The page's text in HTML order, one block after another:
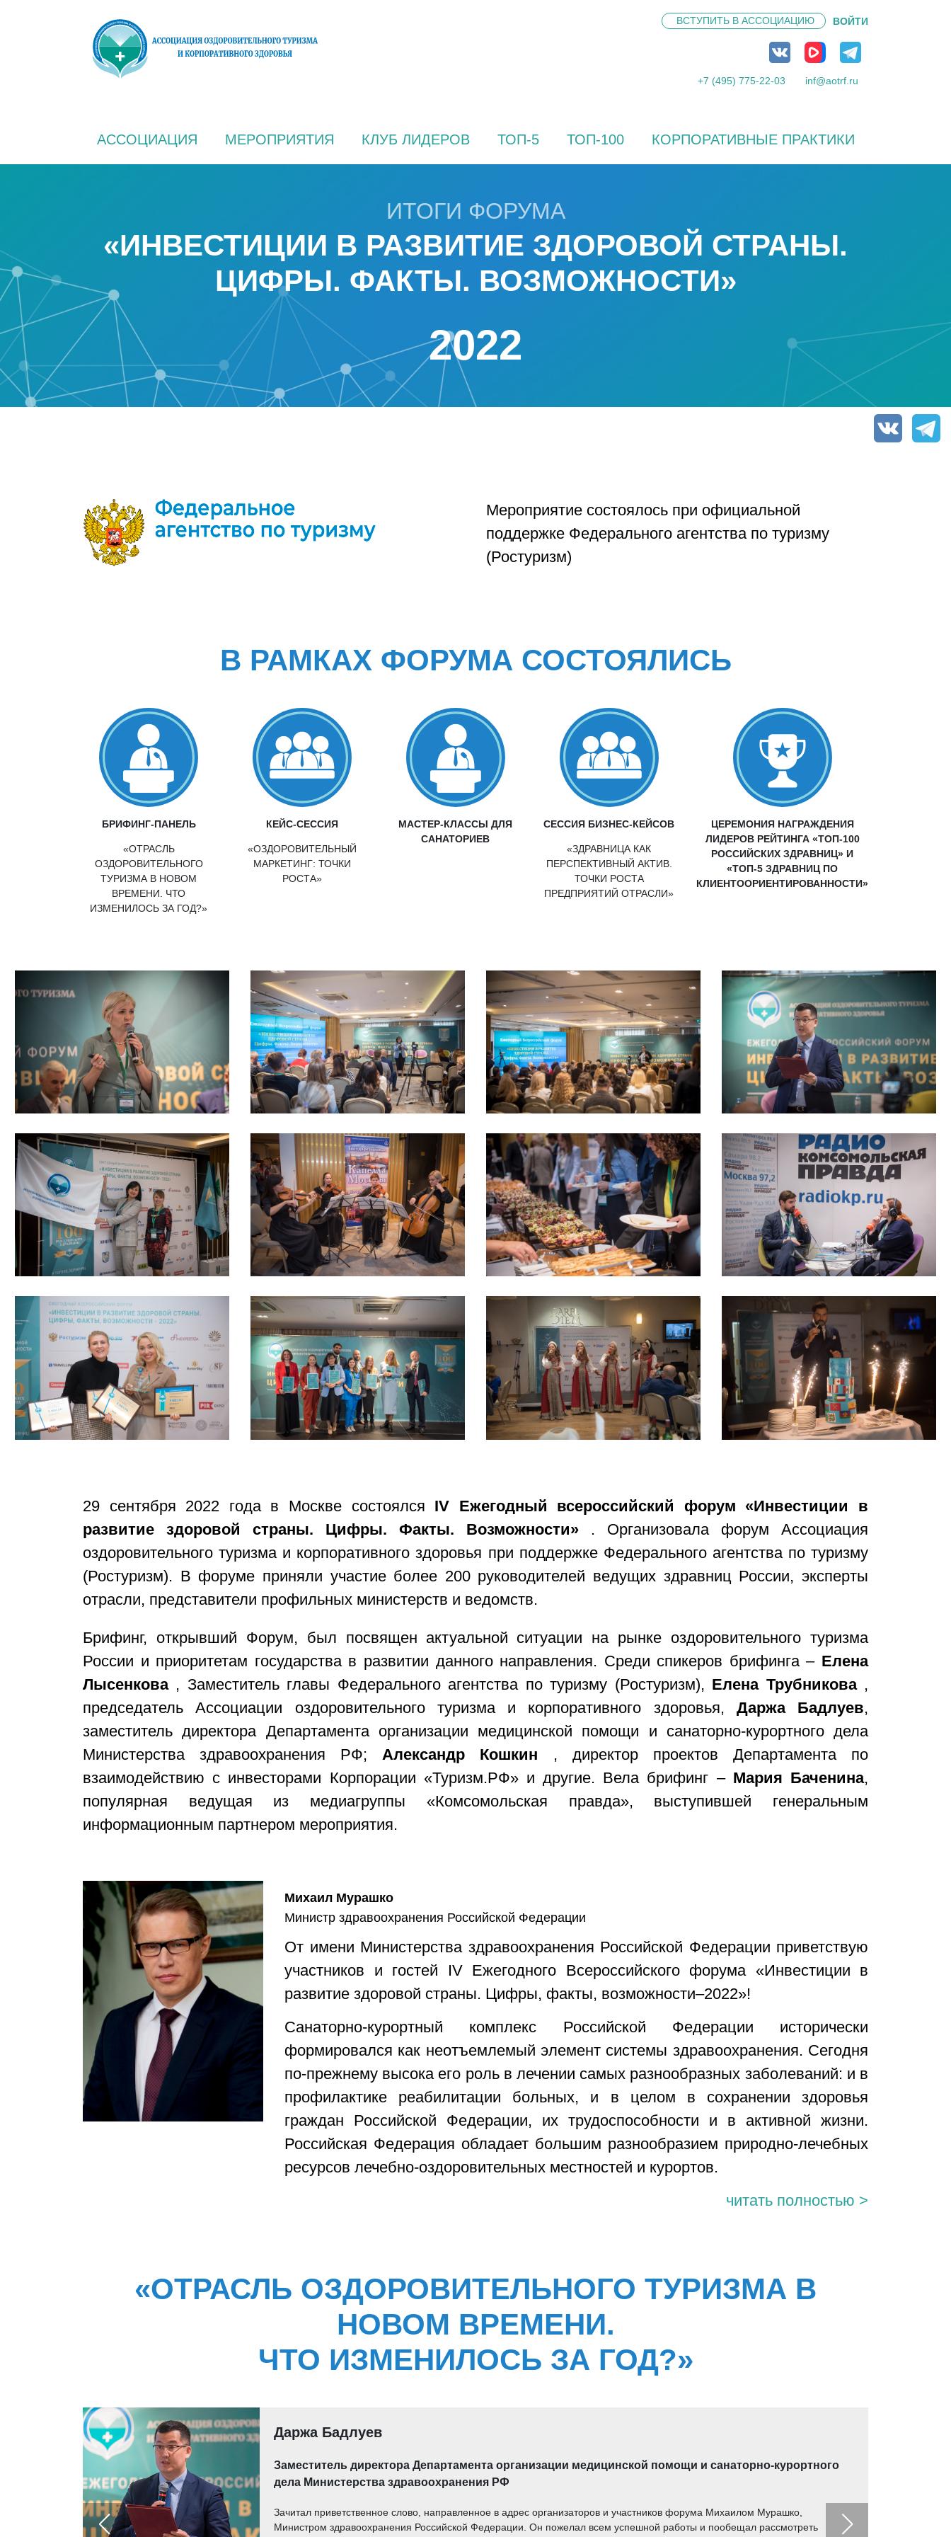
ВСТУПИТЬ В АССОЦИАЦИЮ ВОЙТИ
+7 (495) 775-22-03 inf@aotrf.ru
АССОЦИАЦИЯ МЕРОПРИЯТИЯ КЛУБ ЛИДЕРОВ ТОП-5 ТОП-100 КОРПОРАТИВНЫЕ ПРАКТИКИ
ИТОГИ ФОРУМА
«ИНВЕСТИЦИИ В РАЗВИТИЕ ЗДОРОВОЙ СТРАНЫ.
ЦИФРЫ. ФАКТЫ. ВОЗМОЖНОСТИ»
2022
Мероприятие состоялось при официальной
поддержке Федерального агентства по туризму
(Ростуризм)
В РАМКАХ ФОРУМА СОСТОЯЛИСЬ
БРИФИНГ-ПАНЕЛЬ
«ОТРАСЛЬ
ОЗДОРОВИТЕЛЬНОГО
ТУРИЗМА В НОВОМ
ВРЕМЕНИ. ЧТО
ИЗМЕНИЛОСЬ ЗА ГОД?»
КЕЙС-СЕССИЯ
«ОЗДОРОВИТЕЛЬНЫЙ
МАРКЕТИНГ: ТОЧКИ
РОСТА»
МАСТЕР-КЛАССЫ ДЛЯ
САНАТОРИЕВ
СЕССИЯ БИЗНЕС-КЕЙСОВ
«ЗДРАВНИЦА КАК
ПЕРСПЕКТИВНЫЙ АКТИВ.
ТОЧКИ РОСТА
ПРЕДПРИЯТИЙ ОТРАСЛИ»
ЦЕРЕМОНИЯ НАГРАЖДЕНИЯ
ЛИДЕРОВ РЕЙТИНГА «ТОП-100
РОССИЙСКИХ ЗДРАВНИЦ» И
«ТОП-5 ЗДРАВНИЦ ПО
КЛИЕНТООРИЕНТИРОВАННОСТИ»
29 сентября 2022 года в Москве состоялся IV Ежегодный всероссийский форум «Инвестиции в
развитие здоровой страны. Цифры. Факты. Возможности» . Организовала форум Ассоциация
оздоровительного туризма и корпоративного здоровья при поддержке Федерального агентства по туризму
(Ростуризм). В форуме приняли участие более 200 руководителей ведущих здравниц России, эксперты
отрасли, представители профильных министерств и ведомств.
Брифинг, открывший Форум, был посвящен актуальной ситуации на рынке оздоровительного туризма
России и приоритетам государства в развитии данного направления. Среди спикеров брифинга – Елена
Лысенкова, Заместитель главы Федерального агентства по туризму (Ростуризм), Елена Трубникова,
председатель Ассоциации оздоровительного туризма и корпоративного здоровья, Даржа Бадлуев,
заместитель директора Департамента организации медицинской помощи и санаторно-курортного дела
Министерства здравоохранения РФ; Александр Кошкин , директор проектов Департамента по
взаимодействию с инвесторами Корпорации «Туризм.РФ» и другие. Вела брифинг – Мария Баченина,
популярная ведущая из медиагруппы «Комсомольская правда», выступившей генеральным
информационным партнером мероприятия.
Михаил Мурашко
Министр здравоохранения Российской Федерации
От имени Министерства здравоохранения Российской Федерации приветствую
участников и гостей IV Ежегодного Всероссийского форума «Инвестиции в
развитие здоровой страны. Цифры, факты, возможности–2022»!
Санаторно-курортный комплекс Российской Федерации исторически
формировался как неотъемлемый элемент системы здравоохранения. Сегодня
по-прежнему высока его роль в лечении самых разнообразных заболеваний: и в
профилактике реабилитации больных, и в целом в сохранении здоровья
граждан Российской Федерации, их трудоспособности и в активной жизни.
Российская Федерация обладает большим разнообразием природно-лечебных
ресурсов лечебно-оздоровительных местностей и курортов.
читать полностью >
«ОТРАСЛЬ ОЗДОРОВИТЕЛЬНОГО ТУРИЗМА В
НОВОМ ВРЕМЕНИ.
ЧТО ИЗМЕНИЛОСЬ ЗА ГОД?»
Даржа Бадлуев
Заместитель директора Департамента организации медицинской помощи и санаторно-курортного
дела Министерства здравоохранения РФ
Зачитал приветственное слово, направленное в адрес организаторов и участников форума Михаилом Мурашко,
Министром здравоохранения Российской Федерации. Он пожелал всем успешной работы и пообещал рассмотреть